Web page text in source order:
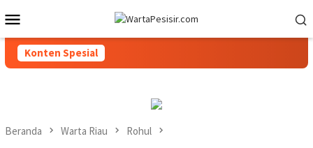
ke
kontenMobile
Konten Spesial
Beranda Warta Riau Rohul